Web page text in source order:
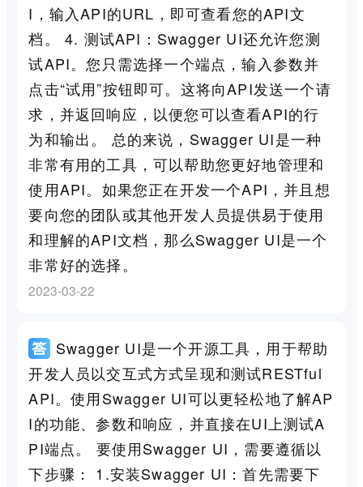
I，输入API的URL，即可查看您的API文
档。 4. 测试API：Swagger UI还允许您测
试API。您只需选择一个端点，输入参数并
点击“试用”按钮即可。这将向API发送一个请
求，并返回响应，以便您可以查看API的行
为和输出。 总的来说，Swagger UI是一种
非常有用的工具，可以帮助您更好地管理和
使用API。如果您正在开发一个API，并且想
要向您的团队或其他开发人员提供易于使用
和理解的API文档，那么Swagger UI是一个
非常好的选择。
2023-03-22
Swagger UI是一个开源工具，用于帮助
开发人员以交互式方式呈现和测试RESTful
API。使用Swagger UI可以更轻松地了解AP
I的功能、参数和响应，并直接在UI上测试A
PI端点。 要使用Swagger UI，需要遵循以
下步骤： 1.安装Swagger UI：首先需要下